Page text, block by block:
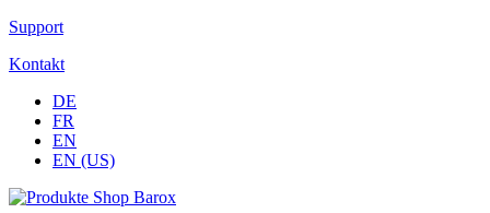
Zum
springen
Support
Kontakt
DE
FR
EN
EN (US)